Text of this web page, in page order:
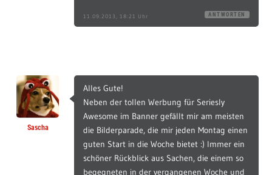
11.09.2013, 18:21 Uhr ANTWORTEN
Sascha
Alles Gute!
Neben der tollen Werbung für Seriesly
Awesome im Banner gefällt mir am meisten
die Bilderparade, die mir jeden Montag einen
guten Start in die Woche bietet :) Immer ein
schöner Rückblick aus Sachen, die einem so
begegneten in der vergangenen Woche und